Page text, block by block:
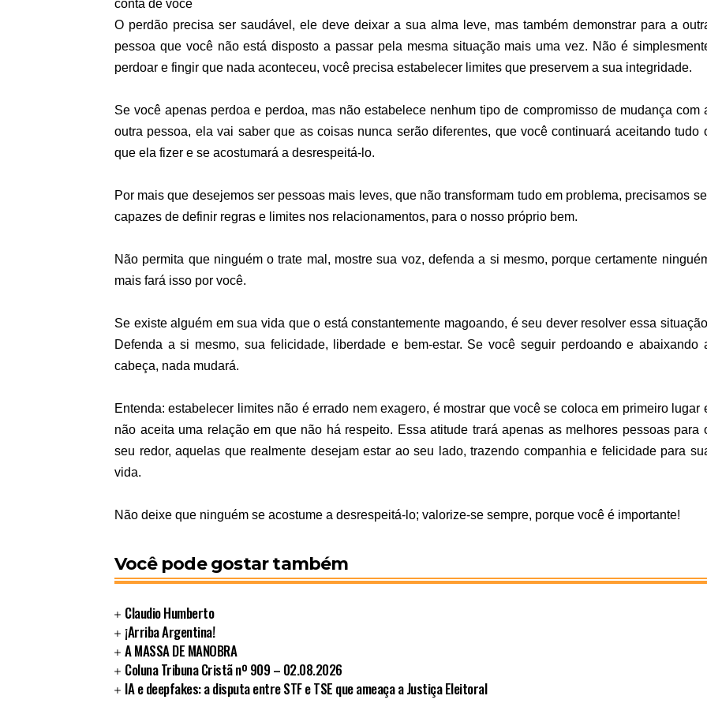
conta de você
O perdão precisa ser saudável, ele deve deixar a sua alma leve, mas também demonstrar para a
pessoa que você não está disposto a passar pela mesma situação mais uma vez. Não é
perdoar e fingir que nada aconteceu, você precisa estabelecer limites que preservem a sua integridade.
Se você apenas perdoa e perdoa, mas não estabelece nenhum tipo de compromisso de mudança com
outra pessoa, ela vai saber que as coisas nunca serão diferentes, que você continuará aceitando tudo
que ela fizer e se acostumará a desrespeitá-lo.
Por mais que desejemos ser pessoas mais leves, que não transformam tudo em problema, precisamos
capazes de definir regras e limites nos relacionamentos, para o nosso próprio bem.
Não permita que ninguém o trate mal, mostre sua voz, defenda a si mesmo, porque certamente
mais fará isso por você.
Se existe alguém em sua vida que o está constantemente magoando, é seu dever resolver essa
Defenda a si mesmo, sua felicidade, liberdade e bem-estar. Se você seguir perdoando e abaixando
cabeça, nada mudará.
Entenda: estabelecer limites não é errado nem exagero, é mostrar que você se coloca em primeiro lugar
não aceita uma relação em que não há respeito. Essa atitude trará apenas as melhores pessoas para
seu redor, aquelas que realmente desejam estar ao seu lado, trazendo companhia e felicidade para
vida.
Não deixe que ninguém se acostume a desrespeitá-lo; valorize-se sempre, porque você é importante!
Você pode gostar também
Claudio Humberto
¡Arriba Argentina!
A MASSA DE MANOBRA
Coluna Tribuna Cristã nº 909 – 02.08.2026
IA e deepfakes: a disputa entre STF e TSE que ameaça a Justiça Eleitoral